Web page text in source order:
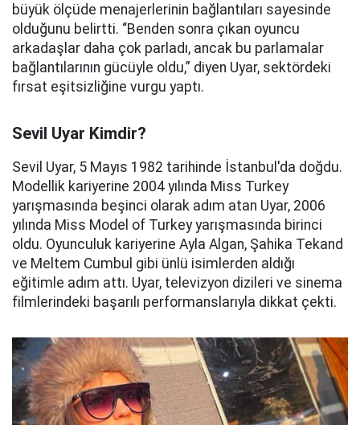
büyük ölçüde menajerlerinin bağlantıları sayesinde
olduğunu belirtti. “Benden sonra çıkan oyuncu
arkadaşlar daha çok parladı, ancak bu parlamalar
bağlantılarının gücüyle oldu,” diyen Uyar, sektördeki
fırsat eşitsizliğine vurgu yaptı.
Sevil Uyar Kimdir?
Sevil Uyar, 5 Mayıs 1982 tarihinde İstanbul'da doğdu.
Modellik kariyerine 2004 yılında Miss Turkey
yarışmasında beşinci olarak adım atan Uyar, 2006
yılında Miss Model of Turkey yarışmasında birinci
oldu. Oyunculuk kariyerine Ayla Algan, Şahika Tekand
ve Meltem Cumbul gibi ünlü isimlerden aldığı
eğitimle adım attı. Uyar, televizyon dizileri ve sinema
filmlerindeki başarılı performanslarıyla dikkat çekti.